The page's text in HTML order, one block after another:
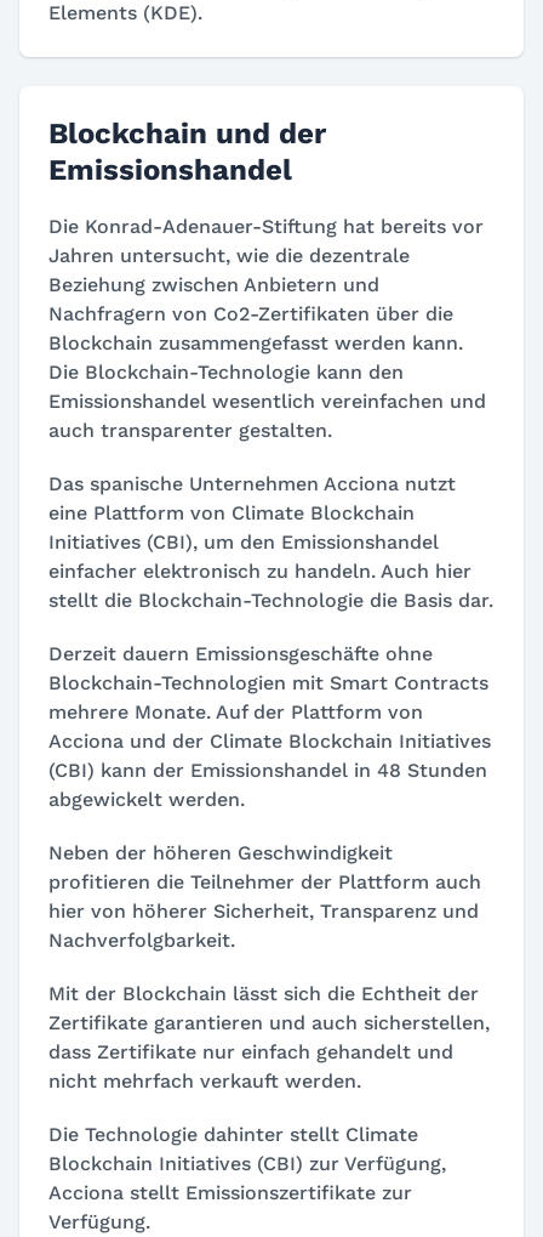
Elements (KDE).
Blockchain und der
Emissionshandel
Die Konrad-Adenauer-Stiftung hat bereits vor
Jahren untersucht, wie die dezentrale
Beziehung zwischen Anbietern und
Nachfragern von Co2-Zertifikaten über die
Blockchain zusammengefasst werden kann.
Die Blockchain-Technologie kann den
Emissionshandel wesentlich vereinfachen und
auch transparenter gestalten.
Das spanische Unternehmen Acciona nutzt
eine Plattform von Climate Blockchain
Initiatives (CBI), um den Emissionshandel
einfacher elektronisch zu handeln. Auch hier
stellt die Blockchain-Technologie die Basis dar.
Derzeit dauern Emissionsgeschäfte ohne
Blockchain-Technologien mit Smart Contracts
mehrere Monate. Auf der Plattform von
Acciona und der Climate Blockchain Initiatives
(CBI) kann der Emissionshandel in 48 Stunden
abgewickelt werden.
Neben der höheren Geschwindigkeit
profitieren die Teilnehmer der Plattform auch
hier von höherer Sicherheit, Transparenz und
Nachverfolgbarkeit.
Mit der Blockchain lässt sich die Echtheit der
Zertifikate garantieren und auch sicherstellen,
dass Zertifikate nur einfach gehandelt und
nicht mehrfach verkauft werden.
Die Technologie dahinter stellt Climate
Blockchain Initiatives (CBI) zur Verfügung,
Acciona stellt Emissionszertifikate zur
Verfügung.